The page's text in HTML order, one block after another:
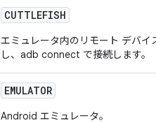
CUTTLEFISH
エミュレータ内のリモート デバ
し、adb connect で接続します。
EMULATOR
Android エミュレータ。